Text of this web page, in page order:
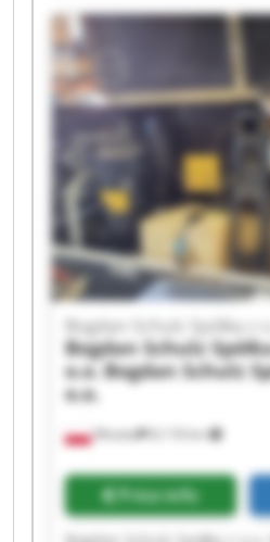
Spółka z o.o. Bogdan
Schulz Spółka z o.o. Bogdan
Bogdan Schulz Spółka z o.o.
Spółka z o.o. Bogdan
Schulz Spółka z o.o.
Bogdan Schulz Spółka z
Spółka z o.o. Bogdan
Schulz Spółka z o.o. Bogdan
Wioska 8,118 km
Bogdan Schulz Spółka z
Bogdan Schulz
o.o. Bogdan Schulz
o.o.
Price info